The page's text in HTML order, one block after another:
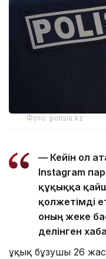
Фото: polisia.kz
— Кейін ол
Instagram
құқыққа
қолжетімді
оның жеке
делінген
Құқық бұзушы 26